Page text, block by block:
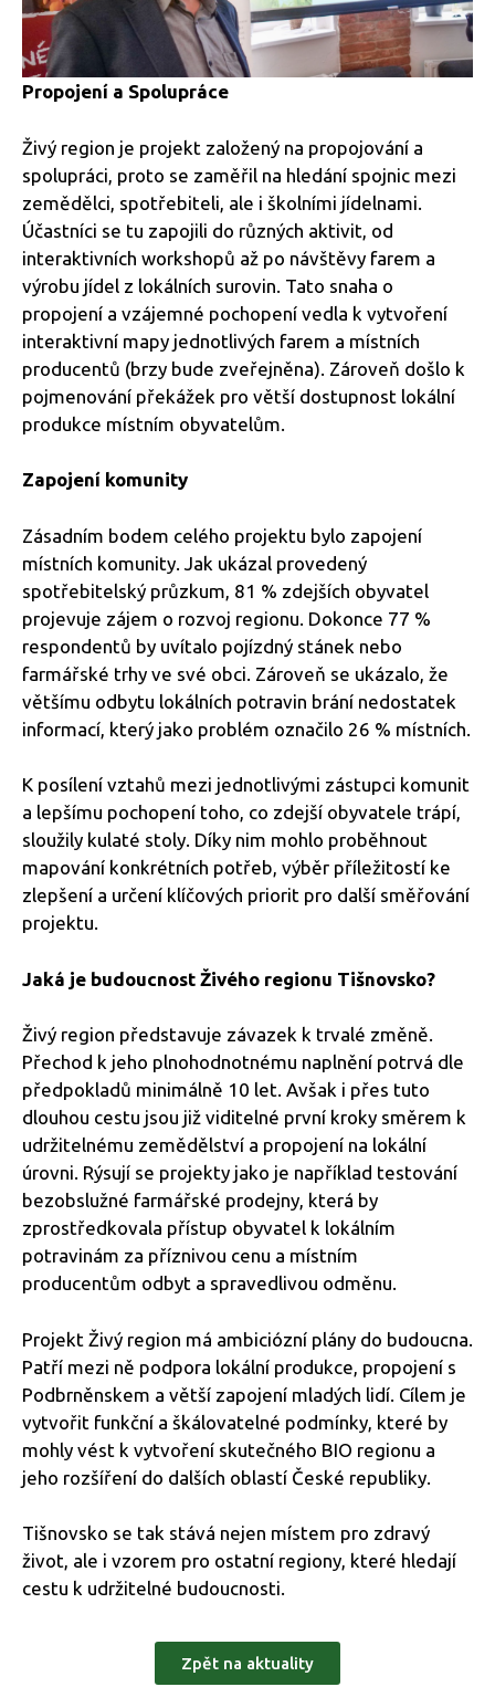
Propojení a Spolupráce
Živý region je projekt založený na propojování a
spolupráci, proto se zaměřil na hledání spojnic mezi
zemědělci, spotřebiteli, ale i školními jídelnami.
Účastníci se tu zapojili do různých aktivit, od
interaktivních workshopů až po návštěvy farem a
výrobu jídel z lokálních surovin. Tato snaha o
propojení a vzájemné pochopení vedla k vytvoření
interaktivní mapy jednotlivých farem a místních
producentů (brzy bude zveřejněna). Zároveň došlo k
pojmenování překážek pro větší dostupnost lokální
produkce místním obyvatelům.
Zapojení komunity
Zásadním bodem celého projektu bylo zapojení
místních komunity. Jak ukázal provedený
spotřebitelský průzkum, 81 % zdejších obyvatel
projevuje zájem o rozvoj regionu. Dokonce 77 %
respondentů by uvítalo pojízdný stánek nebo
farmářské trhy ve své obci. Zároveň se ukázalo, že
většímu odbytu lokálních potravin brání nedostatek
informací, který jako problém označilo 26 % místních.
K posílení vztahů mezi jednotlivými zástupci komunit
a lepšímu pochopení toho, co zdejší obyvatele trápí,
sloužily kulaté stoly. Díky nim mohlo proběhnout
mapování konkrétních potřeb, výběr příležitostí ke
zlepšení a určení klíčových priorit pro další směřování
projektu.
Jaká je budoucnost Živého regionu Tišnovsko?
Živý region představuje závazek k trvalé změně.
Přechod k jeho plnohodnotnému naplnění potrvá dle
předpokladů minimálně 10 let. Avšak i přes tuto
dlouhou cestu jsou již viditelné první kroky směrem k
udržitelnému zemědělství a propojení na lokální
úrovni. Rýsují se projekty jako je například testování
bezobslužné farmářské prodejny, která by
zprostředkovala přístup obyvatel k lokálním
potravinám za příznivou cenu a místním
producentům odbyt a spravedlivou odměnu.
Projekt Živý region má ambiciózní plány do budoucna.
Patří mezi ně podpora lokální produkce, propojení s
Podbrněnskem a větší zapojení mladých lidí. Cílem je
vytvořit funkční a škálovatelné podmínky, které by
mohly vést k vytvoření skutečného BIO regionu a
jeho rozšíření do dalších oblastí České republiky.
Tišnovsko se tak stává nejen místem pro zdravý
život, ale i vzorem pro ostatní regiony, které hledají
cestu k udržitelné budoucnosti.
Zpět na aktuality